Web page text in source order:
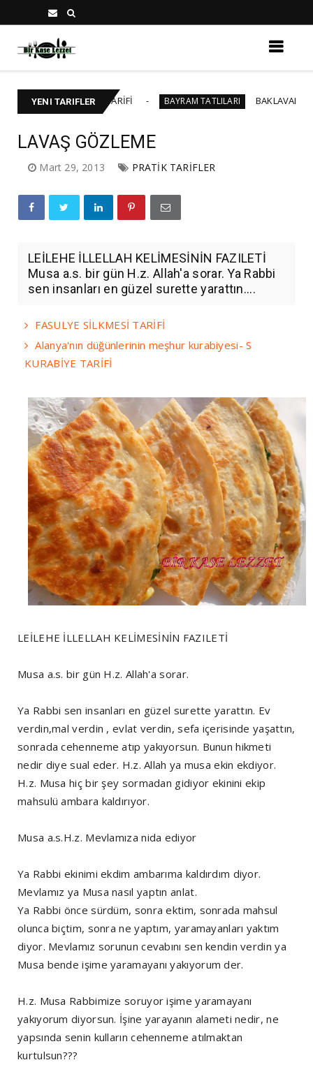
YENI TARIFLER
PASTA TARİFİ BAYRAM TATLILARI BAKLAVALI CHEESECAKE
LAVAŞ GÖZLEME
Mart 29, 2013 PRATİK TARİFLER
LEİLEHE İLLELLAH KELİMESİNİN FAZILETİ
Musa a.s. bir gün H.z. Allah'a sorar. Ya Rabbi
sen insanları en güzel surette yarattın....
FASULYE SİLKMESİ TARİFİ
Alanya'nın düğünlerinin meşhur kurabiyesi- S
KURABİYE TARİFİ
LEİLEHE İLLELLAH KELİMESİNİN FAZILETİ
Musa a.s. bir gün H.z. Allah'a sorar.
Ya Rabbi sen insanları en güzel surette yarattın. Ev
verdin,mal verdin , evlat verdin, sefa içerisinde yaşattın,
sonrada cehenneme atıp yakıyorsun. Bunun hikmeti
nedir diye sual eder. H.z. Allah ya musa ekin ekdiyor.
H.z. Musa hiç bir şey sormadan gidiyor ekinini ekip
mahsulü ambara kaldırıyor.
Musa a.s.H.z. Mevlamıza nida ediyor
Ya Rabbi ekinimi ekdim ambarıma kaldırdım diyor.
Mevlamız ya Musa nasıl yaptın anlat.
Ya Rabbi önce sürdüm, sonra ektim, sonrada mahsul
olunca biçtim, sonra ne yaptım, yaramayanları yaktım
diyor. Mevlamız sorunun cevabını sen kendin verdin ya
Musa bende işime yaramayanı yakıyorum der.
H.z. Musa Rabbimize soruyor işime yaramayanı
yakıyorum diyorsun. İşine yarayanın alameti nedir, ne
yapsında senin kulların cehenneme atılmaktan
kurtulsun???